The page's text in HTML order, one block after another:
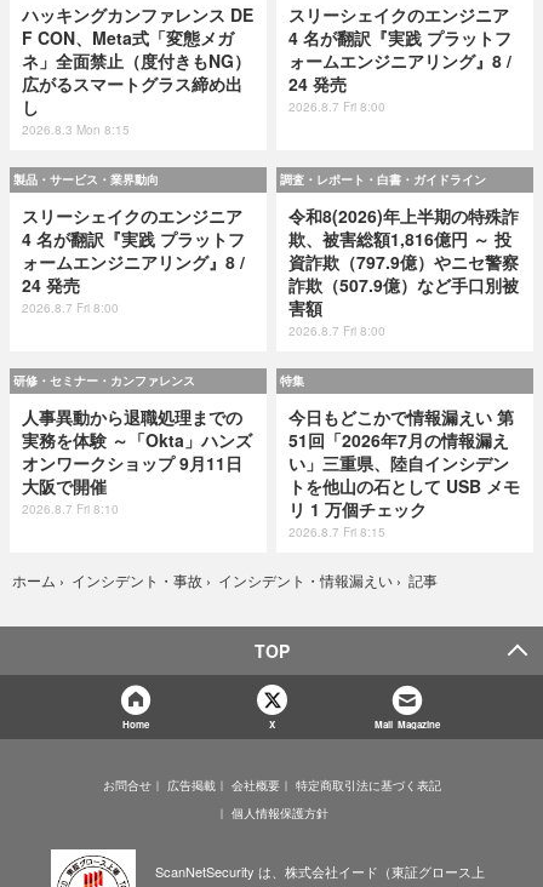
ハッキングカンファレンス DE
F CON、Meta式「変態メガ
ネ」全面禁止（度付きもNG）
広がるスマートグラス締め出
し
2026.8.3 Mon 8:15
スリーシェイクのエンジニア
4 名が翻訳『実践 プラットフ
ォームエンジニアリング』8 /
24 発売
2026.8.7 Fri 8:00
製品・サービス・業界動向
スリーシェイクのエンジニア
4 名が翻訳『実践 プラットフ
ォームエンジニアリング』8 /
24 発売
2026.8.7 Fri 8:00
調査・レポート・白書・ガイドライン
令和8(2026)年上半期の特殊詐
欺、被害総額1,816億円 ～ 投
資詐欺（797.9億）やニセ警察
詐欺（507.9億）など手口別被
害額
2026.8.7 Fri 8:00
研修・セミナー・カンファレンス
人事異動から退職処理までの
実務を体験 ～「Okta」ハンズ
オンワークショップ 9月11日
大阪で開催
2026.8.7 Fri 8:10
特集
今日もどこかで情報漏えい 第
51回「2026年7月の情報漏え
い」三重県、陸自インシデン
トを他山の石として USB メモ
リ 1 万個チェック
2026.8.7 Fri 8:15
ホーム › インシデント・事故 › インシデント・情報漏えい › 記事
TOP
Home X Mail Magazine
お問合せ 広告掲載 会社概要
特定商取引法に基づく表記
個人情報保護方針
ScanNetSecurity は、株式会社イード（東証グロース上